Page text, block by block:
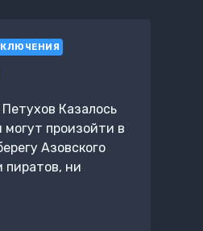
Казалось
могут произойти в
Азовского
пиратов, ни